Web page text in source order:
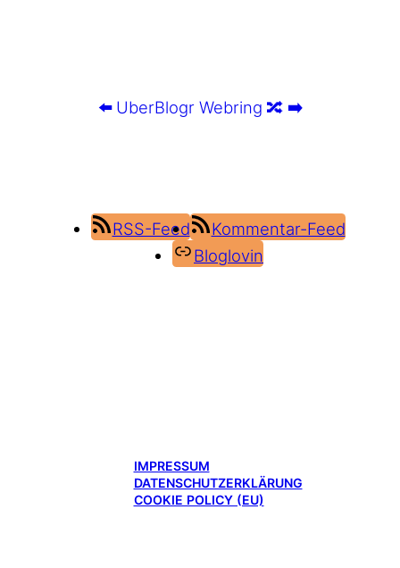
⬅️ UberBlogr Webring 🔀 ➡️
RSS-Feed
Kommentar-Feed
Bloglovin
IMPRESSUM
DATENSCHUTZERKLÄRUNG
COOKIE POLICY (EU)